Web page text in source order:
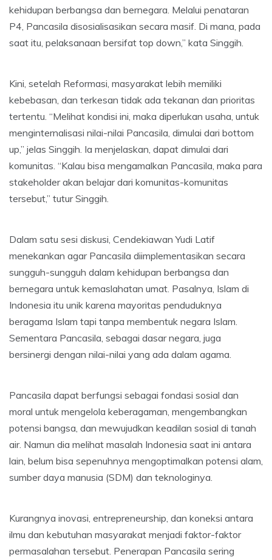
kehidupan berbangsa dan bernegara. Melalui penataran
P4, Pancasila disosialisasikan secara masif. Di mana, pada
saat itu, pelaksanaan bersifat top down,” kata Singgih.
Kini, setelah Reformasi, masyarakat lebih memiliki
kebebasan, dan terkesan tidak ada tekanan dan prioritas
tertentu. “Melihat kondisi ini, maka diperlukan usaha, untuk
menginternalisasi nilai-nilai Pancasila, dimulai dari bottom
up,” jelas Singgih. Ia menjelaskan, dapat dimulai dari
komunitas. “Kalau bisa mengamalkan Pancasila, maka para
stakeholder akan belajar dari komunitas-komunitas
tersebut,” tutur Singgih.
Dalam satu sesi diskusi, Cendekiawan Yudi Latif
menekankan agar Pancasila diimplementasikan secara
sungguh-sungguh dalam kehidupan berbangsa dan
bernegara untuk kemaslahatan umat. Pasalnya, Islam di
Indonesia itu unik karena mayoritas penduduknya
beragama Islam tapi tanpa membentuk negara Islam.
Sementara Pancasila, sebagai dasar negara, juga
bersinergi dengan nilai-nilai yang ada dalam agama.
Pancasila dapat berfungsi sebagai fondasi sosial dan
moral untuk mengelola keberagaman, mengembangkan
potensi bangsa, dan mewujudkan keadilan sosial di tanah
air. Namun dia melihat masalah Indonesia saat ini antara
lain, belum bisa sepenuhnya mengoptimalkan potensi alam,
sumber daya manusia (SDM) dan teknologinya.
Kurangnya inovasi, entrepreneurship, dan koneksi antara
ilmu dan kebutuhan masyarakat menjadi faktor-faktor
permasalahan tersebut. Penerapan Pancasila sering